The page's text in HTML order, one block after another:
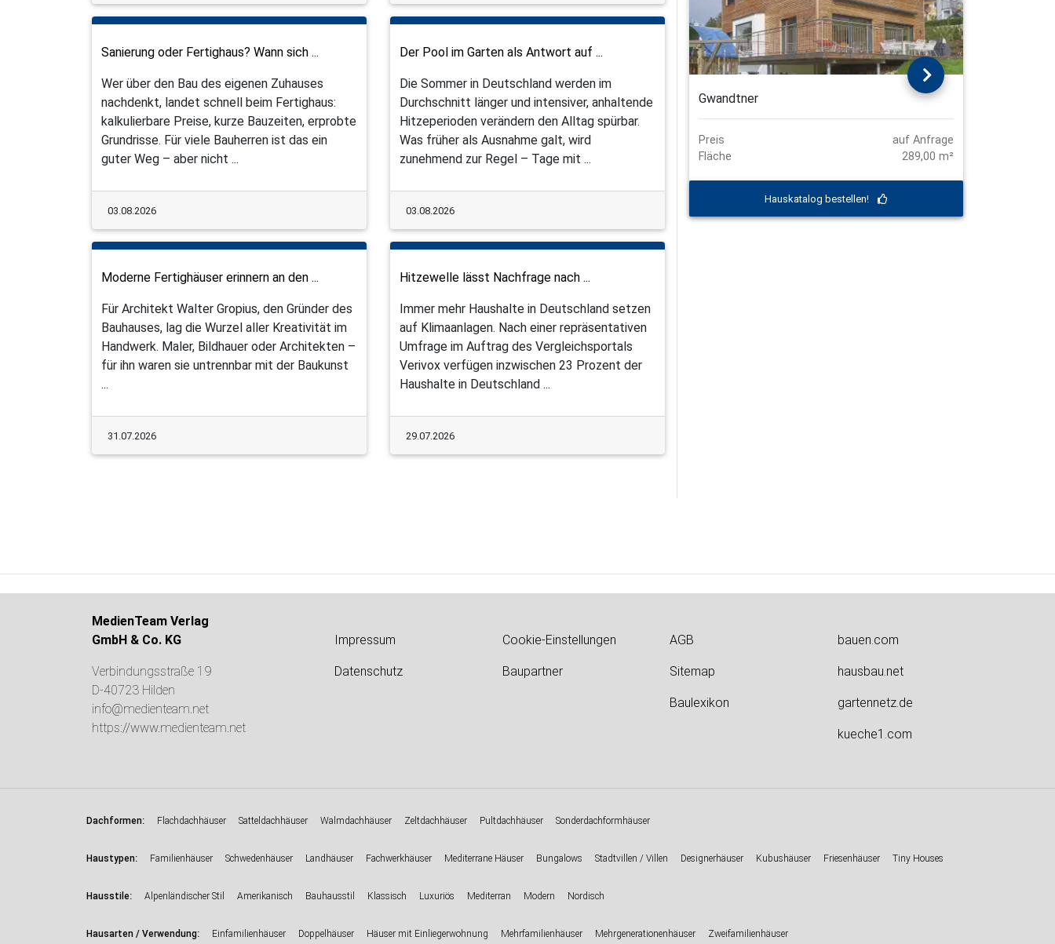
Sanierung oder Fertighaus? Wann sich ...
Wer über den Bau des eigenen Zuhauses
nachdenkt, landet schnell beim Fertighaus:
kalkulierbare Preise, kurze Bauzeiten, erprobte
Grundrisse. Für viele Bauherren ist das ein
guter Weg – aber nicht ...
03.08.2026
Der Pool im Garten als Antwort auf ...
Die Sommer in Deutschland werden im
Durchschnitt länger und intensiver, anhaltende
Hitzeperioden verändern den Alltag spürbar.
Was früher als Ausnahme galt, wird
zunehmend zur Regel – Tage mit ...
03.08.2026
Moderne Fertighäuser erinnern an den ...
Für Architekt Walter Gropius, den Gründer des
Bauhauses, lag die Wurzel aller Kreativität im
Handwerk. Maler, Bildhauer oder Architekten –
für ihn waren sie untrennbar mit der Baukunst
...
31.07.2026
Hitzewelle lässt Nachfrage nach ...
Immer mehr Haushalte in Deutschland setzen
auf Klimaanlagen. Nach einer repräsentativen
Umfrage im Auftrag des Vergleichsportals
Verivox verfügen inzwischen 23 Prozent der
Haushalte in Deutschland ...
29.07.2026
Gwandtner
Preis
auf Anfrage
Fläche
289,00 m²
Hauskatalog bestellen!
MedienTeam Verlag
GmbH & Co. KG
Verbindungsstraße 19
D-40723 Hilden
info@medienteam.net
https://www.medienteam.net
Impressum
Datenschutz
Cookie-Einstellungen
Baupartner
AGB
Sitemap
Baulexikon
bauen.com
hausbau.net
gartennetz.de
kueche1.com
Dachformen: Flachdachhäuser Satteldachhäuser Walmdachhäuser Zeltdachhäuser Pultdachhäuser Sonderdachformhäuser
Haustypen: Familienhäuser Schwedenhäuser Landhäuser Fachwerkhäuser Mediterrane Häuser Bungalows Stadtvillen / Villen Designerhäuser Kubushäuser Friesenhäuser Tiny Houses
Hausstile: Alpenländischer Stil Amerikanisch Bauhausstil Klassisch Luxuriös Mediterran Modern Nordisch
Hausarten / Verwendung: Einfamilienhäuser Doppelhäuser Häuser mit Einliegerwohnung Mehrfamilienhäuser Mehrgenerationenhäuser Zweifamilienhäuser